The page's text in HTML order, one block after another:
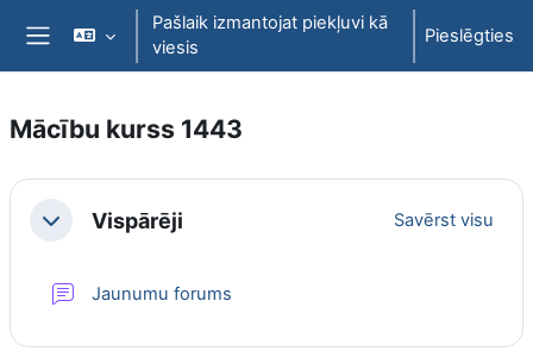
Atvērt galveno saturu
Sānu panelis
Pašlaik izmantojat piekļuvi kā
viesis
Pieslēgties
Mācību kurss 1443
Section outline
SavērstVispārēji Savērst visu
Jaunumu forums